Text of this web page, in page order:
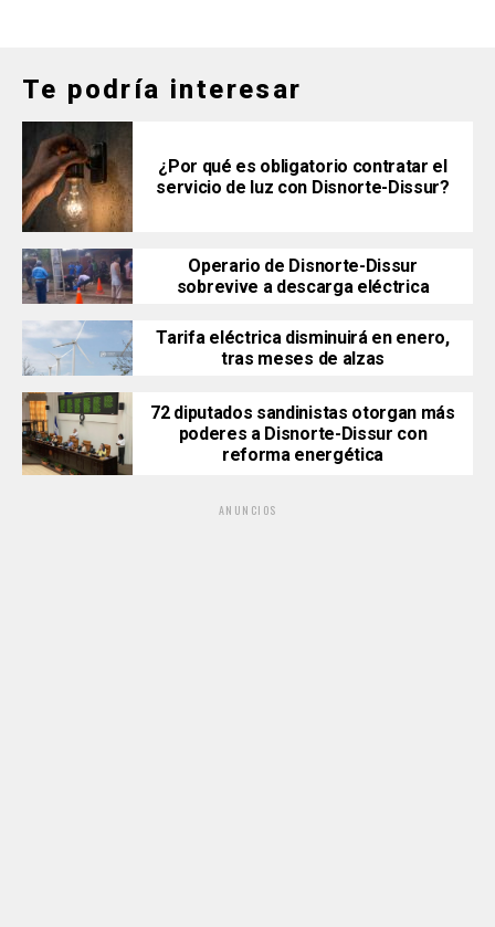
Te podría interesar
¿Por qué es obligatorio contratar el
servicio de luz con Disnorte-Dissur?
Operario de Disnorte-Dissur
sobrevive a descarga eléctrica
Tarifa eléctrica disminuirá en enero,
tras meses de alzas
72 diputados sandinistas otorgan más
poderes a Disnorte-Dissur con
reforma energética
ANUNCIOS